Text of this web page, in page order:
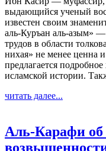
выдающийся ученый
известен своим
аль-Куръан аль-азым»
трудов в области
нихая» не менее ценна
предлагается
исламской истории.
читать далее...
Аль-Карафи об